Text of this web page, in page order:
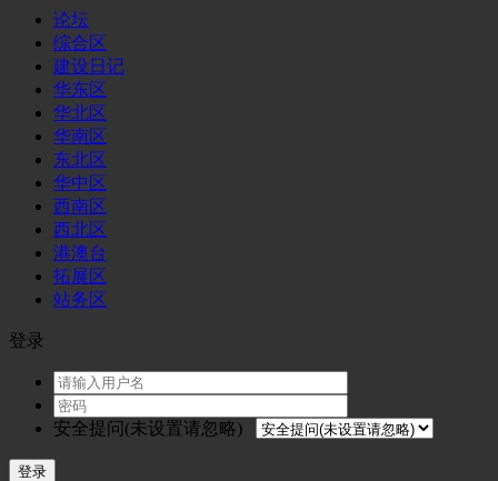
论坛
综合区
建设日记
华东区
华北区
华南区
东北区
华中区
西南区
西北区
港澳台
拓展区
站务区
登录
安全提问(未设置请忽略)
登录